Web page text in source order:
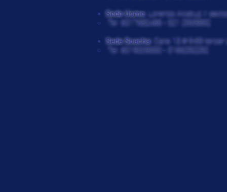
Sede Usme: Lorenzo Alcatuz II
Tel: 6017682486 - 321 2935892
Sede Soacha: Calle 13 # 9-69
Tel: 6019009330 - 3166292292